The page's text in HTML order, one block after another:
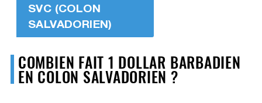
SVC (COLON
SALVADORIEN)
COMBIEN FAIT 1 DOLLAR BARBADIEN
EN COLON SALVADORIEN ?